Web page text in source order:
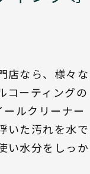
店なら、様々な
コーティングの
ルクリーナー
いた汚れを水で
い水分をしっか